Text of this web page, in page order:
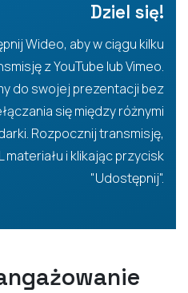
Dziel się!
Wideo, aby w ciągu kilku
z YouTube lub Vimeo.
do swojej prezentacji bez
się między różnymi
Rozpocznij transmisję,
materiału i klikając przycisk
"Udostępnij".